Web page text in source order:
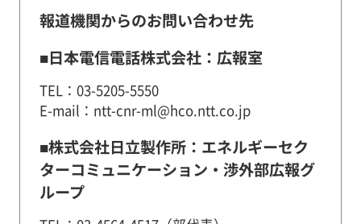
報道機関からのお問い合わせ先
■日本電信電話株式会社：広報室
TEL：03-5205-5550
E-mail：ntt-cnr-ml@hco.ntt.co.jp
■株式会社日立製作所：エネルギーセク
ターコミュニケーション・渉外部広報グ
ループ